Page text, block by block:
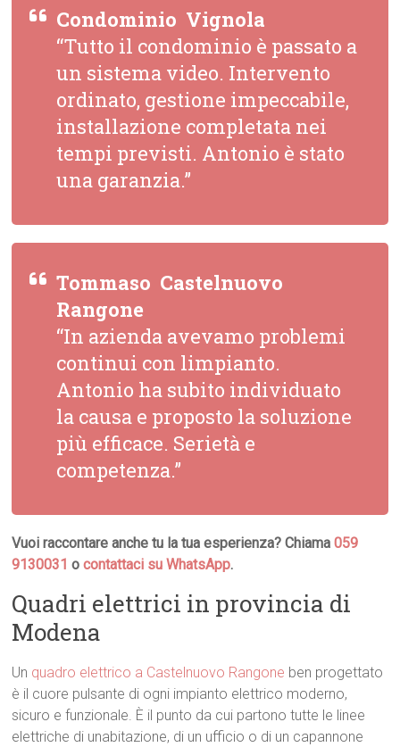
Condominio  Vignola
“Tutto il condominio è passato a
un sistema video. Intervento
ordinato, gestione impeccabile,
installazione completata nei
tempi previsti. Antonio è stato
una garanzia.”
Tommaso  Castelnuovo
Rangone
“In azienda avevamo problemi
continui con limpianto.
Antonio ha subito individuato
la causa e proposto la soluzione
più efficace. Serietà e
competenza.”
Vuoi raccontare anche tu la tua esperienza? Chiama059
9130031 ocontattaci su WhatsApp.
Quadri elettrici in provincia di
Modena
Un quadro elettrico a Castelnuovo Rangone ben progettato
è il cuore pulsante di ogni impianto elettrico moderno,
sicuro e funzionale. È il punto da cui partono tutte le linee
elettriche di unabitazione, di un ufficio o di un capannone